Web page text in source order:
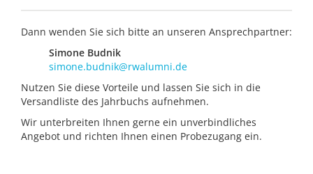
Dann wenden Sie sich bitte an unseren Ansprechpartner:
Simone Budnik
simone.budnik@rwalumni.de
Nutzen Sie diese Vorteile und lassen Sie sich in die
Versandliste des Jahrbuchs aufnehmen.
Wir unterbreiten Ihnen gerne ein unverbindliches
Angebot und richten Ihnen einen Probezugang ein.